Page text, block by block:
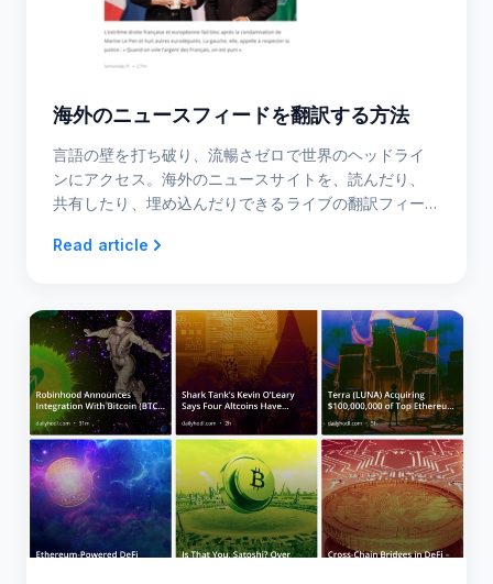
海外のニュースフィードを翻訳する方法
言語の壁を打ち破り、流暢さゼロで世界のヘッドライ
ンにアクセス。海外のニュースサイトを、読んだり、
共有したり、埋め込んだりできるライブの翻訳フィー
Read article